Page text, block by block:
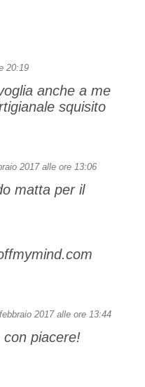
20:19
anche a me
squisito
2017 alle ore 13:06
matta per il
2017 alle ore 13:44
piacere!